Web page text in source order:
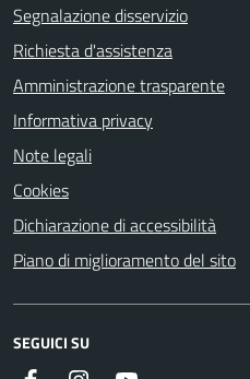
Segnalazione disservizio
Richiesta d'assistenza
Amministrazione trasparente
Informativa privacy
Note legali
Cookies
Dichiarazione di accessibilità
Piano di miglioramento del sito
SEGUICI SU